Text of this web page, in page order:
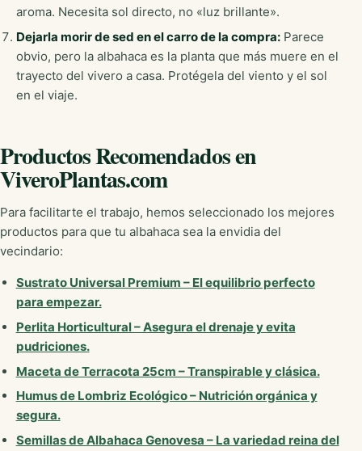
aroma. Necesita sol directo, no «luz brillante».
Dejarla morir de sed en el carro de la compra:Parece
obvio, pero la albahaca es la planta que más muere en el
trayecto del vivero a casa. Protégela del viento y el sol
en el viaje.
Productos Recomendados en
ViveroPlantas.com
Para facilitarte el trabajo, hemos seleccionado los mejores
productos para que tu albahaca sea la envidia del
vecindario:
Sustrato Universal Premium – El equilibrio perfecto
para empezar.
Perlita Horticultural – Asegura el drenaje y evita
pudriciones.
Maceta de Terracota 25cm – Transpirable y clásica.
Humus de Lombriz Ecológico – Nutrición orgánica y
segura.
Semillas de Albahaca Genovesa – La variedad reina del